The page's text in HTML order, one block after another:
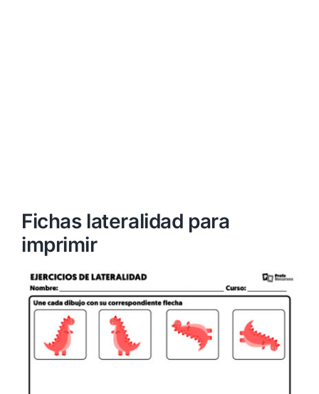
Fichas lateralidad para
imprimir